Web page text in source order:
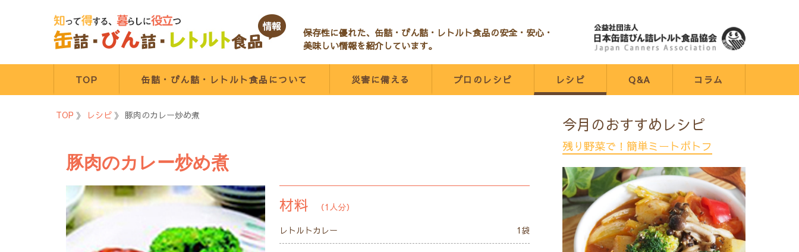
ツ
ス
保存性に優れた、缶詰・びん詰・レトルト食品の安全・安心・
美味しい情報を紹介しています。
TOP 缶詰・びん詰・レトルト食品について 災害に備える プロのレシピ レシピ Q&A コラム
TOP 》 レシピ 》 豚肉のカレー炒め煮
豚肉のカレー炒め煮
材料（1人分）
レトルトカレー
1袋
今月のおすすめレシピ
残り野菜で！簡単ミートポトフ